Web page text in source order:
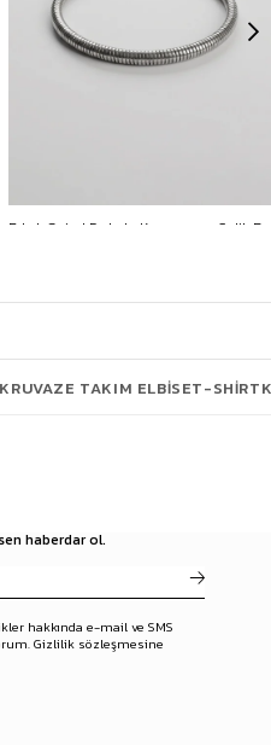
İNDİRİM
haberdar ol.
hakkında e-mail ve SMS
Gizlilik sözleşmesine
KRUVAZE TAKIM ELBISET-SHIRT